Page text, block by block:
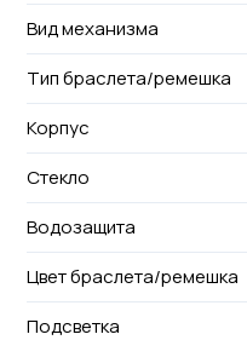
Вид механизма
Тип браслета/ремешка
Корпус
Стекло
Водозащита
Цвет браслета/ремешка
Подсветка